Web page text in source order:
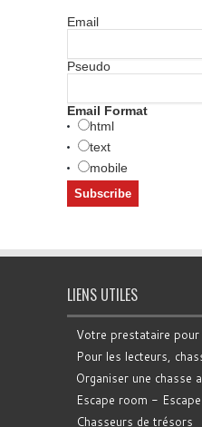
Email
Pseudo
Email Format
html
text
mobile
LIENS UTILES
Votre prestataire
Pour les lecteurs,
Organiser une chasse
Escape room -
Chasseurs de trésors